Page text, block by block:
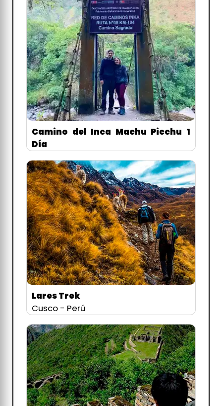
Camino del Inca Machu Picchu 1
Día
Lares Trek
Cusco - Perú